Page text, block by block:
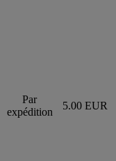
Par
expédition
5.00 EUR